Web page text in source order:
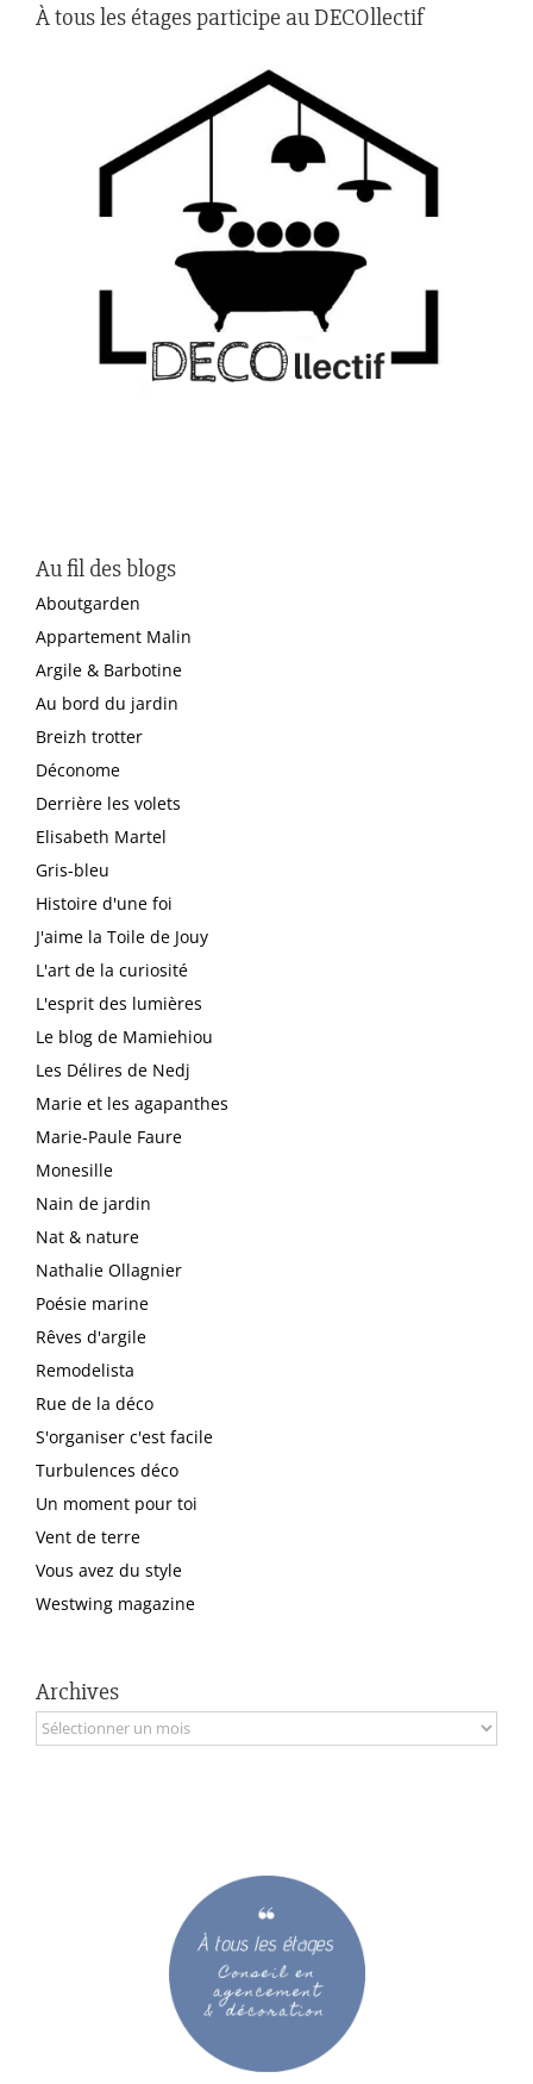
À tous les étages participe au DECOllectif
Au fil des blogs
Aboutgarden
Appartement Malin
Argile & Barbotine
Au bord du jardin
Breizh trotter
Déconome
Derrière les volets
Elisabeth Martel
Gris-bleu
Histoire d'une foi
J'aime la Toile de Jouy
L'art de la curiosité
L'esprit des lumières
Le blog de Mamiehiou
Les Délires de Nedj
Marie et les agapanthes
Marie-Paule Faure
Monesille
Nain de jardin
Nat & nature
Nathalie Ollagnier
Poésie marine
Rêves d'argile
Remodelista
Rue de la déco
S'organiser c'est facile
Turbulences déco
Un moment pour toi
Vent de terre
Vous avez du style
Westwing magazine
Archives
Archives